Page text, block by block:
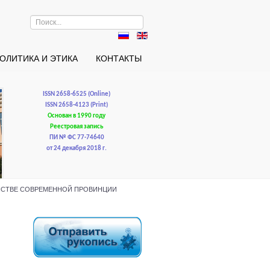
Искать...
И ЭТИКА КОНТАКТЫ
ISSN 2658-6525 (Online)
ISSN 2658-4123 (Print)
Основан в 1990 году
Реестровая запись
ПИ № ФС 77-74640
от 24 декабря 2018 г.
СОВРЕМЕННОЙ ПРОВИНЦИИ